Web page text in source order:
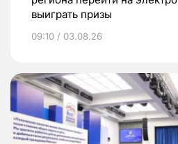
выиграть призы
09:10 / 03.08.26